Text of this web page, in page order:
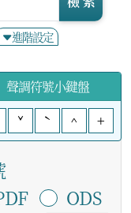
進階設定
聲調符號小鍵盤
ˇ ˋ ^ +
ODS